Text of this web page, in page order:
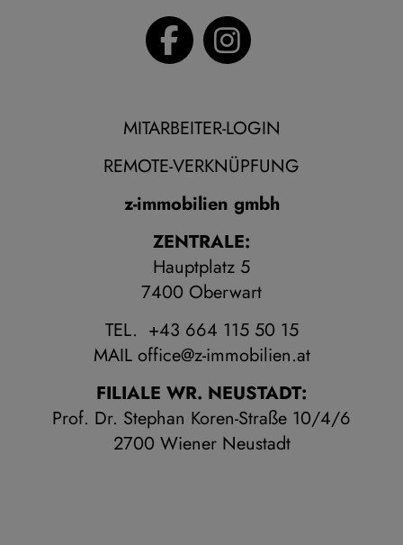
MITARBEITER-LOGIN
REMOTE-VERKNÜPFUNG
z-immobilien gmbh
ZENTRALE:
Hauptplatz 5
7400 Oberwart
TEL. +43 664 115 50 15
MAIL office@z-immobilien.at
FILIALE WR. NEUSTADT:
Prof. Dr. Stephan Koren-Straße 10/4/6
2700 Wiener Neustadt